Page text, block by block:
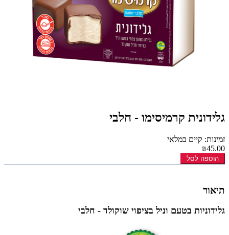
גלידונית קרמיסימו - חלבי
זמינות: קיים במלאי
₪45.00
הוספה לסל
תיאור
גלידוניות בטעם וניל בציפוי שוקולד - חלבי